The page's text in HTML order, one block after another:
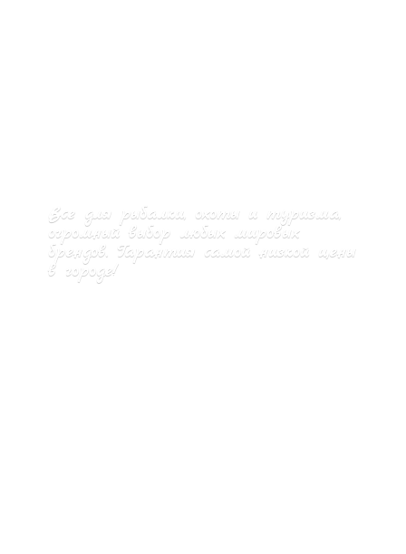
Все для рыбалки, охоты и туризма,
огромный выбор любых мировых
брендов. Гарантия самой низкой цены
в городе!